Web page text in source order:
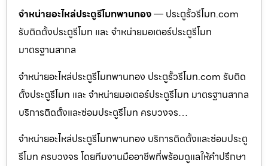
จำหน่ายอะไหล่ประตูรีโมทพานทอง— ประตูรั้วรีโมท.com
รับติดตั้งประตูรีโมท และ จำหน่ายมอเตอร์ประตูรีโมท
มาตรฐานสากล
จำหน่ายอะไหล่ประตูรีโมทพานทอง ประตูรั้วรีโมท.com รับติด
ตั้งประตูรีโมท และ จำหน่ายมอเตอร์ประตูรีโมท มาตรฐานสากล
บริการติดตั้งและซ่อมประตูรีโมท ครบวงจร…
จำหน่ายอะไหล่ประตูรีโมทพานทอง บริการติดตั้งและซ่อมประตู
รีโมท ครบวงจร โดยทีมงานมืออาชีพที่พร้อมดูแลให้คำปรึกษา